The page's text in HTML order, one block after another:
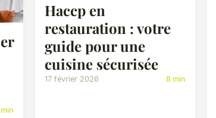
Haccp en
restauration : votre
guide pour une
cuisine sécurisée
17 février 2026 8 min